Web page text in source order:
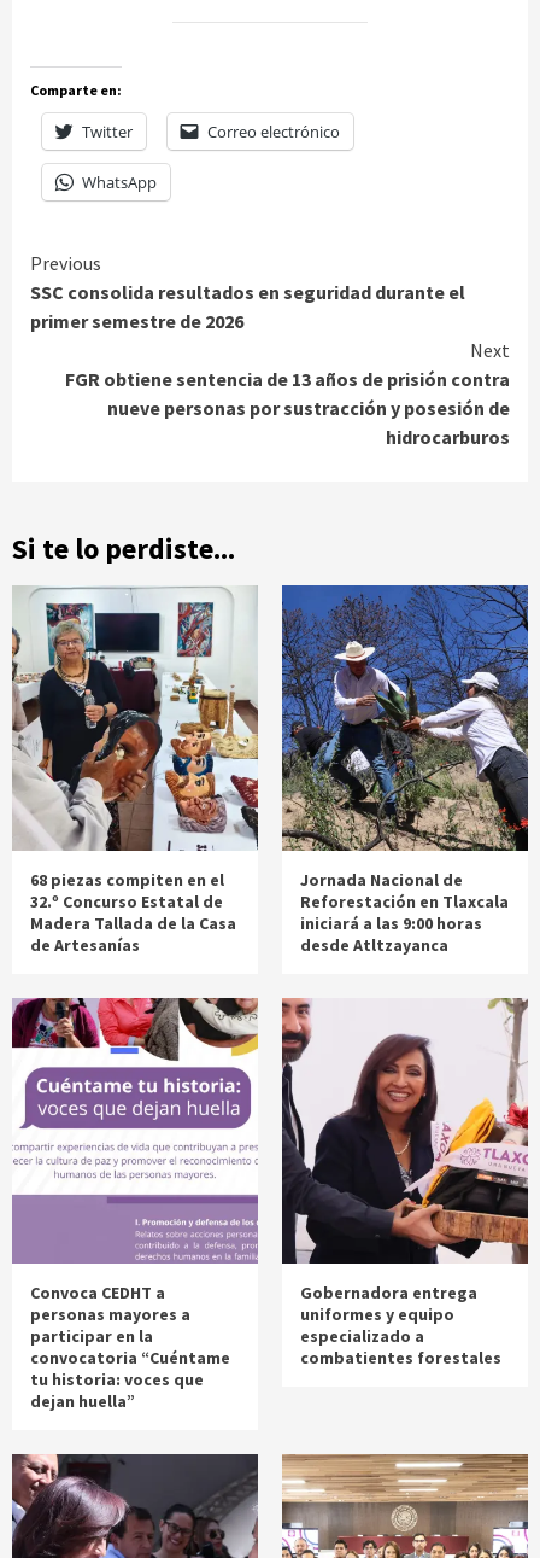
Comparte en:
Twitter Correo electrónico
WhatsApp
Continue
Reading
Previous
SSC consolida resultados en seguridad durante el
primer semestre de 2026
Next
FGR obtiene sentencia de 13 años de prisión contra
nueve personas por sustracción y posesión de
hidrocarburos
Si te lo perdiste...
68 piezas compiten en el
32.º Concurso Estatal de
Madera Tallada de la Casa
de Artesanías
Jornada Nacional de
Reforestación en Tlaxcala
iniciará a las 9:00 horas
desde Atltzayanca
Convoca CEDHT a
personas mayores a
participar en la
convocatoria “Cuéntame
tu historia: voces que
dejan huella”
Gobernadora entrega
uniformes y equipo
especializado a
combatientes forestales